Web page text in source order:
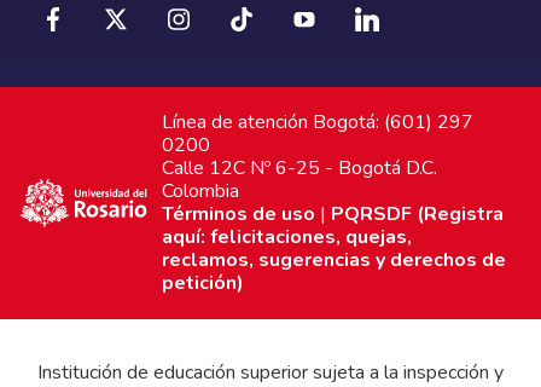
Línea de atención Bogotá: (601) 297
0200
Calle 12C Nº 6-25 - Bogotá D.C.
Colombia
Términos de uso | PQRSDF (Registra
aquí: felicitaciones, quejas,
reclamos, sugerencias y derechos de
petición)
Institución de educación superior sujeta a la inspección y